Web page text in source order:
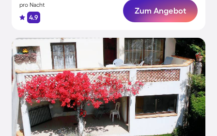
pro Nacht
4.9
Zum Angebot